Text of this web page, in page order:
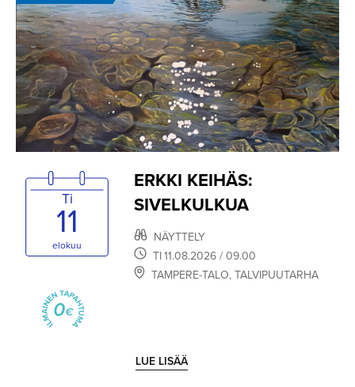
Ti
11
elokuu
ERKKI KEIHÄS:
SIVELKULKUA
NÄYTTELY
TI11.08.2026/ 09.00
TAMPERE-TALO,TALVIPUUTARHA
LUE LISÄÄ